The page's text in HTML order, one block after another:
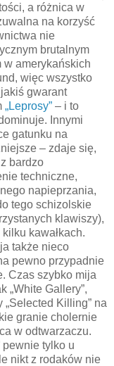
a różnica w
na korzyść
nie
brutalnym
w amerykańskich
więc wszystko
gwarant
„Leprosy” – i to
Innymi
gatunku na
– zdaje się,
bardzo
techniczne,
napieprzania,
tego schizolskie
klawiszy),
kawałkach.
także nieco
pewno przypadnie
Czas szybko mija
„White Gallery”,
„Selected Killing” na
granie cholernie
w odtwarzaczu.
pewnie tylko u
nikt z rodaków nie